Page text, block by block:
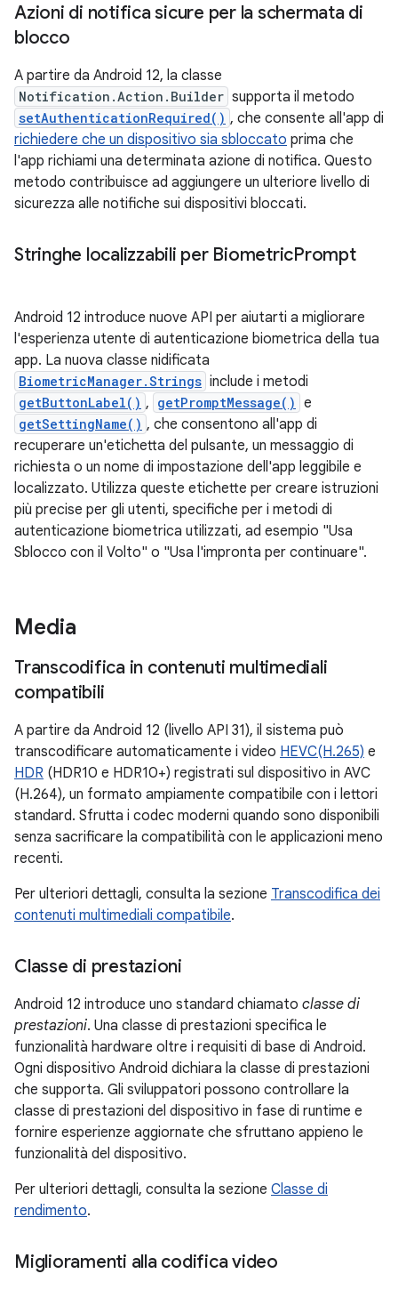
Azioni di notifica sicure per la schermata di
blocco
A partire da Android 12, la classe
Notification.Action.Builder supporta il metodo
setAuthenticationRequired() , che consente all'app di
richiedere che un dispositivo sia sbloccato prima che
l'app richiami una determinata azione di notifica. Questo
metodo contribuisce ad aggiungere un ulteriore livello di
sicurezza alle notifiche sui dispositivi bloccati.
Stringhe localizzabili per BiometricPrompt
Android 12 introduce nuove API per aiutarti a migliorare
l'esperienza utente di autenticazione biometrica della tua
app. La nuova classe nidificata
BiometricManager.Strings include i metodi
getButtonLabel() , getPromptMessage() e
getSettingName() , che consentono all'app di
recuperare un'etichetta del pulsante, un messaggio di
richiesta o un nome di impostazione dell'app leggibile e
localizzato. Utilizza queste etichette per creare istruzioni
più precise per gli utenti, specifiche per i metodi di
autenticazione biometrica utilizzati, ad esempio "Usa
Sblocco con il Volto" o "Usa l'impronta per continuare".
Media
Transcodifica in contenuti multimediali
compatibili
A partire da Android 12 (livello API 31), il sistema può
transcodificare automaticamente i video HEVC(H.265) e
HDR (HDR10 e HDR10+) registrati sul dispositivo in AVC
(H.264), un formato ampiamente compatibile con i lettori
standard. Sfrutta i codec moderni quando sono disponibili
senza sacrificare la compatibilità con le applicazioni meno
recenti.
Per ulteriori dettagli, consulta la sezione Transcodifica dei
contenuti multimediali compatibile.
Classe di prestazioni
Android 12 introduce uno standard chiamato classe di
prestazioni. Una classe di prestazioni specifica le
funzionalità hardware oltre i requisiti di base di Android.
Ogni dispositivo Android dichiara la classe di prestazioni
che supporta. Gli sviluppatori possono controllare la
classe di prestazioni del dispositivo in fase di runtime e
fornire esperienze aggiornate che sfruttano appieno le
funzionalità del dispositivo.
Per ulteriori dettagli, consulta la sezione Classe di
rendimento.
Miglioramenti alla codifica video